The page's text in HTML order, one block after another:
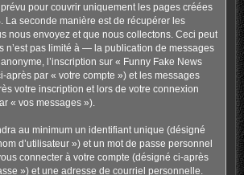
pour couvrir uniquement les pages créées
La seconde manière est de récupérer les
nous envoyez et que nous collectons. Ceci peut
n’est pas limité à — la publication de messages
l’inscription sur « Funny Fake News
après par « votre compte ») et les messages
votre inscription et lors de votre connexion
« vos messages »).
au minimum un identifiant unique (désigné
d’utilisateur ») et un mot de passe personnel
connecter à votre compte (désigné ci-après
») et une adresse de courriel personnelle.